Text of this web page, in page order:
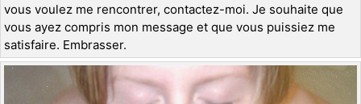
vous voulez me rencontrer, contactez-moi. Je souhaite que
vous ayez compris mon message et que vous puissiez me
satisfaire. Embrasser.